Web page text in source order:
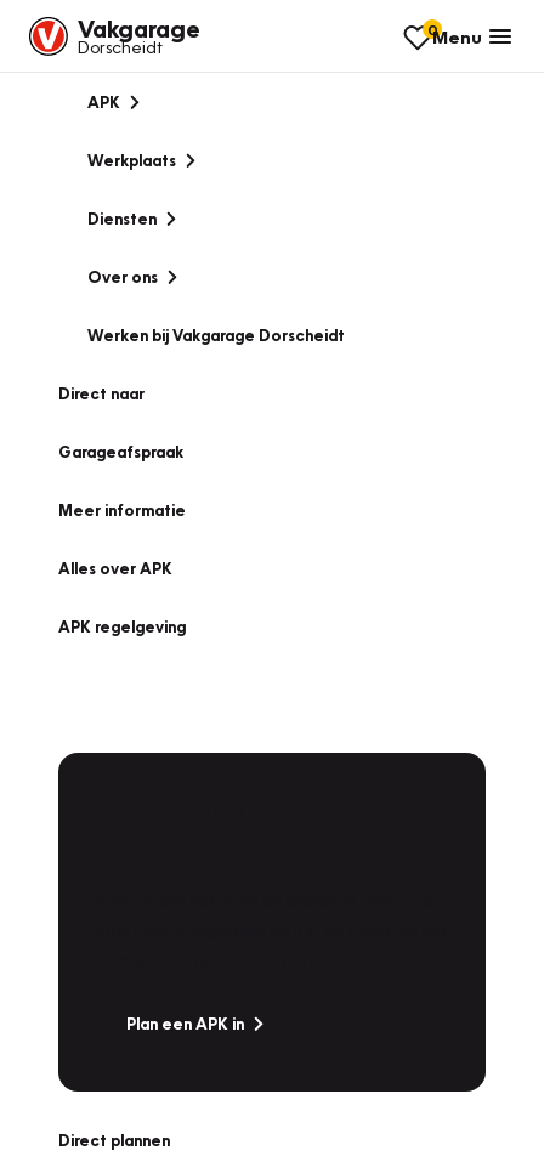
Vakgarage
Dorscheidt
0Menu
APK
Werkplaats
Diensten
Over ons
Werken bij Vakgarage Dorscheidt
Direct naar
Garageafspraak
Meer informatie
Alles over APK
APK regelgeving
Plan een APK in
Direct plannen